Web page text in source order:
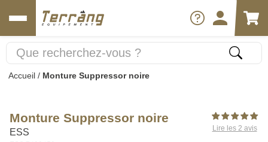
Accueil / Monture Suppressor noire
Monture Suppressor noire
ESS Lire les 2 avis